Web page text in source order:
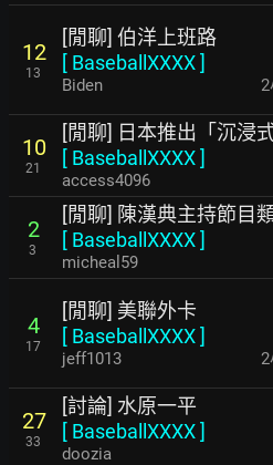
12
13
[閒聊] 伯洋上班路
[ BaseballXXXX]
Biden
10
21
[閒聊] 日本推出「沉浸
[ BaseballXXXX]
access4096
2
3
[閒聊] 陳漢典主持節目
[ BaseballXXXX]
micheal59
4
17
[閒聊] 美聯外卡
[ BaseballXXXX]
jeff1013
27
33
[討論] 水原一平
[ BaseballXXXX]
doozia